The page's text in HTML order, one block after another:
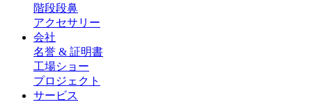
階段段鼻
アクセサリー
会社
名誉 & 証明書
工場ショー
プロジェクト
サービス